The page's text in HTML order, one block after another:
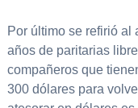
Por último se refirió al
años de paritarias
compañeros que
300 dólares para